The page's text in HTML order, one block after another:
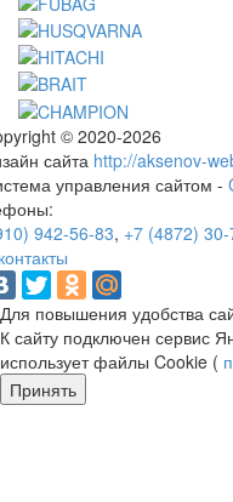
© 2020-2026
сайта http://aksenov-
управления сайтом -
942-56-83, +7 (4872)
Для повышения удобства
К сайту подключен сервис
использует файлы Cookie (
Принять